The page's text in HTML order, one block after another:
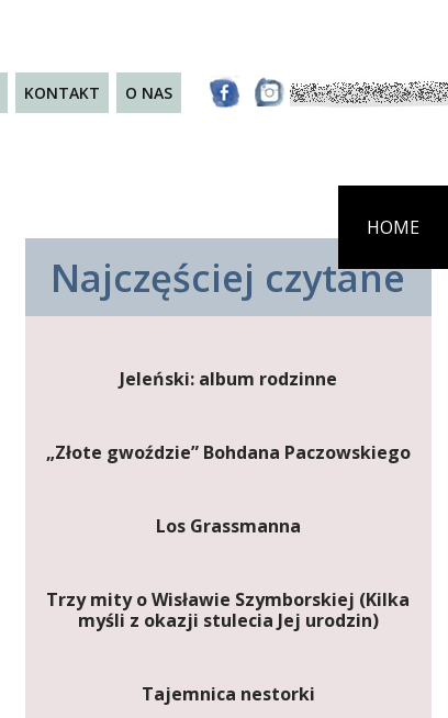
KONTAKT O NAS
HOME
Najczęściej czytane
Jeleński: album rodzinne
„Złote gwoździe” Bohdana Paczowskiego
Los Grassmanna
Trzy mity o Wisławie Szymborskiej (Kilka
myśli z okazji stulecia Jej urodzin)
Tajemnica nestorki